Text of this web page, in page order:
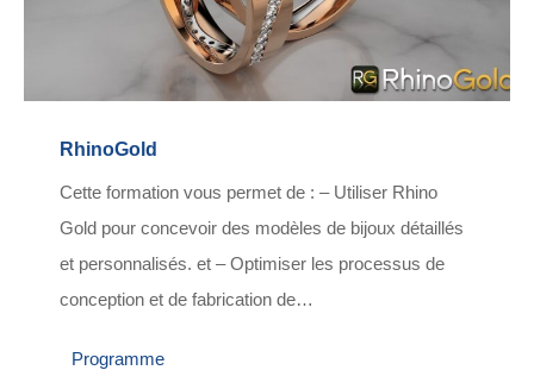
RhinoGold
Cette formation vous permet de : – Utiliser Rhino
Gold pour concevoir des modèles de bijoux détaillés
et personnalisés. et – Optimiser les processus de
conception et de fabrication de…
Programme